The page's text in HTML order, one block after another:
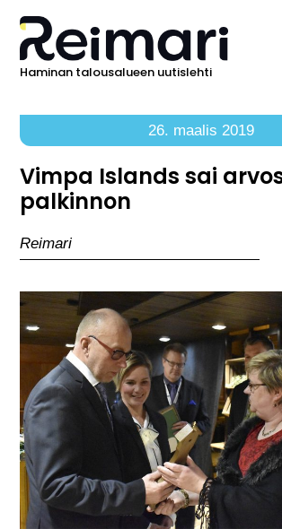
Haminan talousalueen uutislehti
26. maalis 2019
Vimpa Islands sai
palkinnon
Reimari